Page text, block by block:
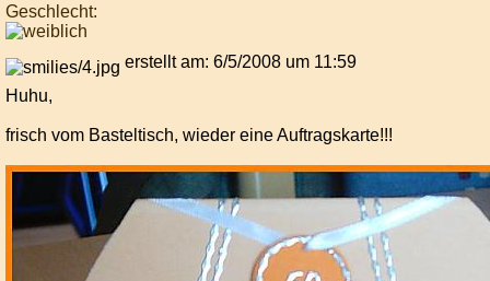
Geschlecht:
erstellt am: 6/5/2008 um 11:59
Huhu,
frisch vom Basteltisch, wieder eine Auftragskarte!!!